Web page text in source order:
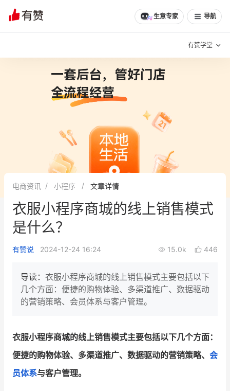
生意专家 导航
有赞学堂
增长方法
有赞专家说
新零售最佳实践
面对面聊增长
新零售大会
增长产品指南
产品更新动态 帮助中心
文章 问诊 分享
电商资讯 小程序 文章详情
衣服小程序商城的线上销售模式
是什么？
有赞说 2024-12-24 16:24 15.0k 446
导读： 衣服小程序商城的线上销售模式主要包括以下
几个方面：便捷的购物体验、多渠道推广、数据驱动
的营销策略、会员体系与客户管理。
衣服小程序商城的线上销售模式主要包括以下几个方面：
便捷的购物体验、多渠道推广、数据驱动的营销策略、 会
员体系与客户管理。